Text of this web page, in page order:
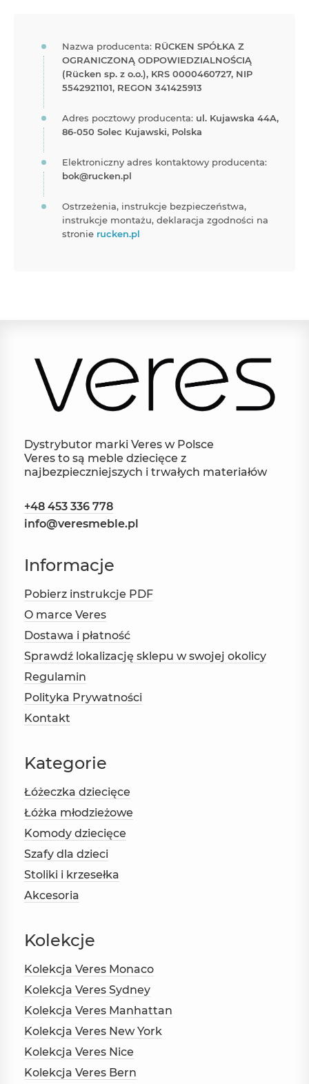
Nazwa producenta: RÜCKEN SPÓŁKA Z
OGRANICZONĄ ODPOWIEDZIALNOŚCIĄ
(Rücken sp. z o.o.), KRS 0000460727, NIP
5542921101, REGON 341425913
Adres pocztowy producenta: ul. Kujawska 44A,
86-050 Solec Kujawski, Polska
Elektroniczny adres kontaktowy producenta:
bok@rucken.pl
Ostrzeżenia, instrukcje bezpieczeństwa,
instrukcje montażu, deklaracja zgodności na
stronie rucken.pl
Dystrybutor marki Veres w Polsce
Veres to są meble dziecięce z
najbezpieczniejszych i trwałych materiałów
+48 453 336 778
info@veresmeble.pl
Informacje
Pobierz instrukcje PDF
O marce Veres
Dostawa i płatność
Sprawdź lokalizację sklepu w swojej okolicy
Regulamin
Polityka Prywatności
Kontakt
Kategorie
Łóżeczka dziecięce
Łóżka młodzieżowe
Komody dziecięce
Szafy dla dzieci
Stoliki i krzesełka
Akcesoria
Kolekcje
Kolekcja Veres Monaco
Kolekcja Veres Sydney
Kolekcja Veres Manhattan
Kolekcja Veres New York
Kolekcja Veres Nice
Kolekcja Veres Bern